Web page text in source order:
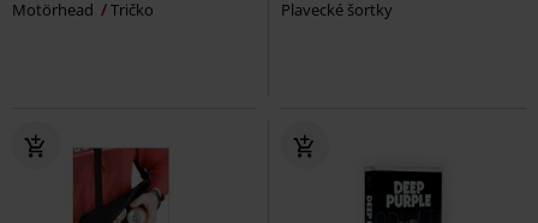
Motörhead Tričko Plavecké šortky